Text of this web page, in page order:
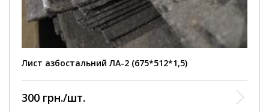
Лист азбостальний ЛА-2 (675*512*1,5)
300 грн./шт.